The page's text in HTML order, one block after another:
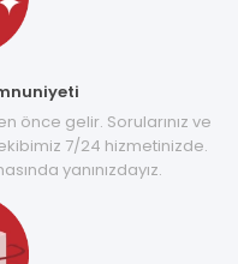
önce gelir. Sorularınız ve
7/24 hizmetinizde.
yanınızdayız.